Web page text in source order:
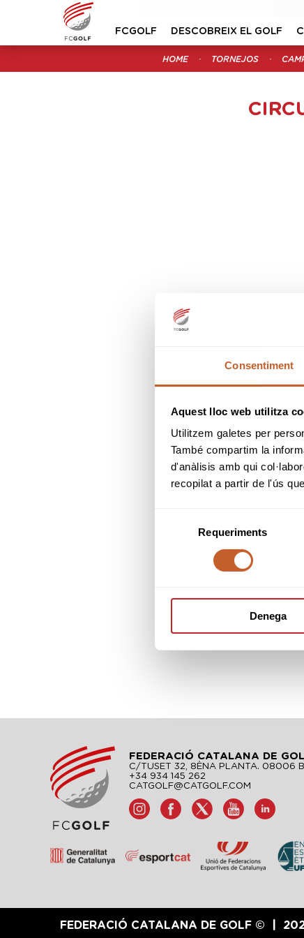
Consentiment
Aquest lloc web utilitza
Utilitzem galetes per
També compartim la
d'anàlisis amb qui
recopilat a partir de l'ús
consentiment
Requeriments
Denega
FCGOLF DESCOBREIX EL GOLF
HOME TORNEJOS
FEDERACIÓ CATALANA DE
C/TUSET 32, 8ÈNA PLANTA. 08006
+34 934 145 262
CATGOLF@CATGOLF.COM
FEDERACIÓ CATALANA DE GOLF ©